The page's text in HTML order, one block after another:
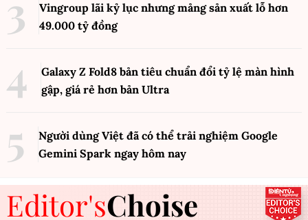
Vingroup lãi kỷ lục nhưng mảng sản xuất lỗ hơn
49.000 tỷ đồng
Galaxy Z Fold8 bản tiêu chuẩn đổi tỷ lệ màn hình
gập, giá rẻ hơn bản Ultra
Người dùng Việt đã có thể trải nghiệm Google
Gemini Spark ngay hôm nay
Editor'sChoise